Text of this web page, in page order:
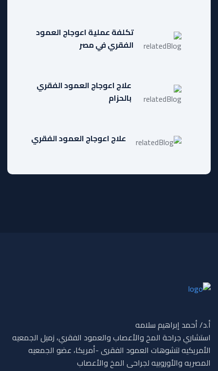
تكلفة عملية اعوجاج العمود
الفقري في مصر
علاج اعوجاج العمود الفقري
بالحزام
علاج اعوجاج العمود الفقري
أ.د/ أحمد إبراهيم سلامه
استشاري جراحة المخ والأعصاب والعمود الفقري، زميل الجمعيه
الأمريكيه لتشوهات العمود الفقرى -أمريكا، عضو الجمعيه
المصريه والأوروبيه لجراحى المخ والأعصاب